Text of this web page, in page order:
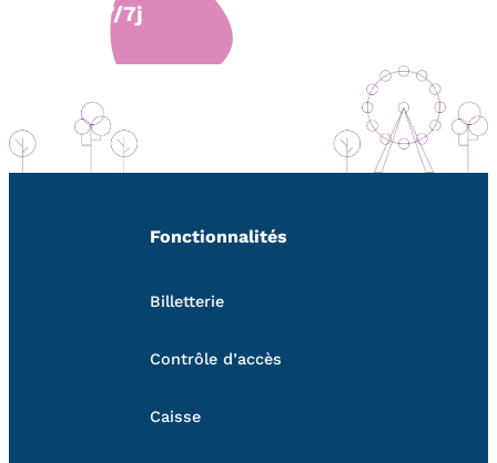
7/7j
Fonctionnalités
Billetterie
Contrôle d’accès
Caisse